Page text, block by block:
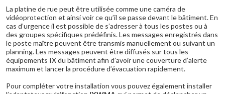
La platine de rue peut être utilisée comme une caméra de
vidéoprotection et ainsi voir ce qu’il se passe devant le bâtiment. En
cas d’urgence il est possible de s’adresser à tous les postes ou à
des groupes spécifiques prédéfinis. Les messages enregistrés dans
le poste maître peuvent être transmis manuellement ou suivant un
planning. Les messages peuvent être diffusés sur tous les
équipements IX du bâtiment afin d’avoir une couverture d’alerte
maximum et lancer la procédure d’évacuation rapidement.
Pour compléter votre installation vous pouvez également installer